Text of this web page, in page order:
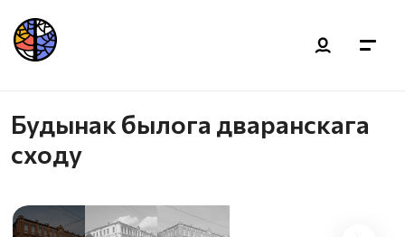
Будынак былога дваранскага
сходу